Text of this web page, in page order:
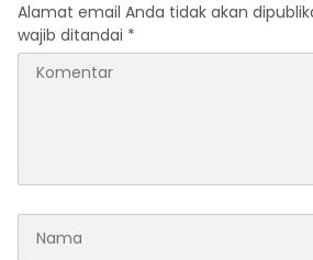
Alamat email Anda tidak akan
wajib ditandai *